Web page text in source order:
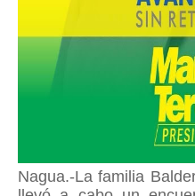
Nagua.-La familia